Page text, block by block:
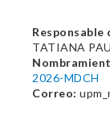
TATIANA
2026-MDCH
Correo: